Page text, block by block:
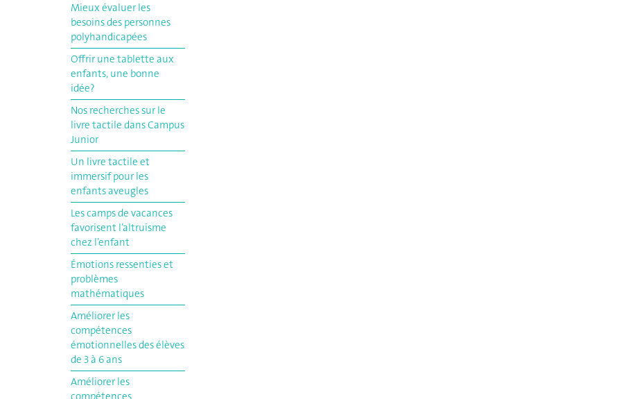
Mieux évaluer les
besoins des personnes
polyhandicapées
Offrir une tablette aux
enfants, une bonne
idée?
Nos recherches sur le
livre tactile dans Campus
Junior
Un livre tactile et
immersif pour les
enfants aveugles
Les camps de vacances
favorisent l’altruisme
chez l’enfant
Émotions ressenties et
problèmes
mathématiques
Améliorer les
compétences
émotionnelles des élèves
de 3 à 6 ans
Améliorer les
compétences